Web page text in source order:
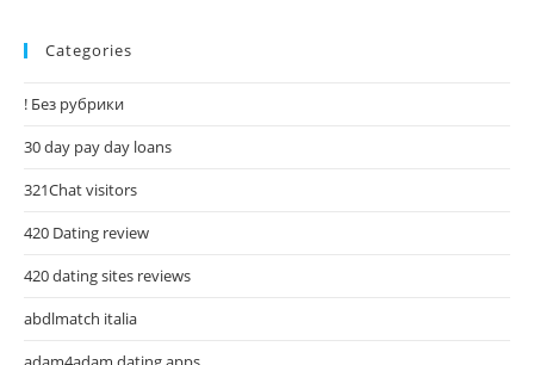
Categories
! Без рубрики
30 day pay day loans
321Chat visitors
420 Dating review
420 dating sites reviews
abdlmatch italia